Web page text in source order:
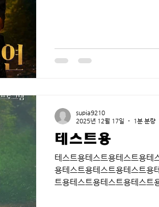
테스트용
테스트용테스트용테스트용테
용테스트용테스트용테스트용
트용테스트용테스트용테스트
supia9210
2025년 12월 17일
1분 분량